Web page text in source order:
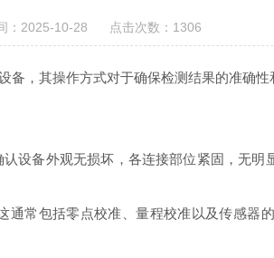
：2025-10-28 点击次数：1306
，其操作方式对于确保检测结果的准确
备外观无损坏，各连接部位紧固，无明
包括零点校准、量程校准以及传感器